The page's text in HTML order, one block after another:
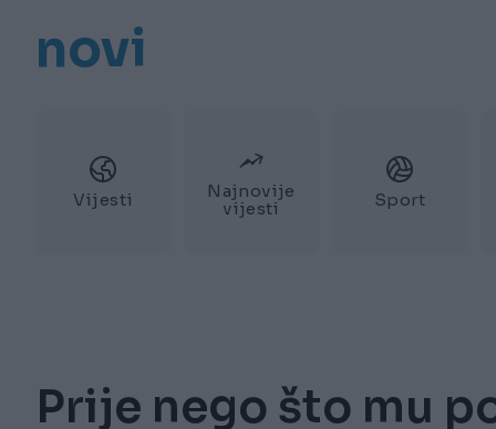
novi
Vijesti
Najnovije
vijesti
Sport
Prije nego što mu